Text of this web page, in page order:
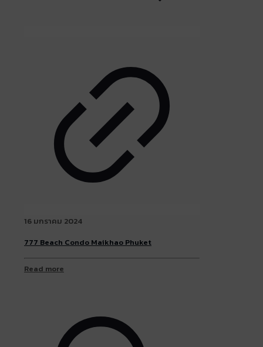
16 มกราคม 2024
777 Beach Condo Maikhao Phuket
Read more